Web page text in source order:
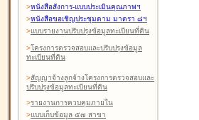
>หนังสือสังการ-แบบประเมินคุณภาพฯ
>หนังสือขอเชิญประชุมตาม มาตรา ๘ฯ
>แบบรายงานปรับปรุงข้อมูลทะเบียนที่ดิน
>โครงการตรวจสอบและปรับปรุงข้อมูล
ทะเบียนที่ดิน
>สัญญาจ้างลูกจ้างโครงการตรวจสอบและ
ปรับปรุงข้อมูลทะเบียนที่ดิน
>รายงานการควบคุมภายใน
>แบบเก็บข้อมูล ๕๗ สาขา